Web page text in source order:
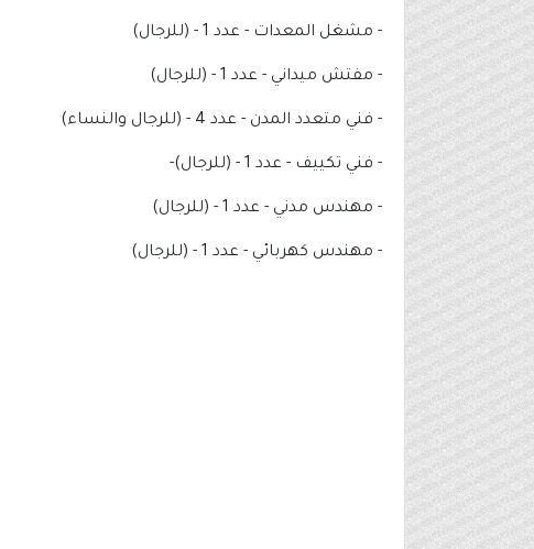
- ⁠مشغل المعدات - عدد 1 - (للرجال)
- ⁠مفتش ميداني - عدد 1 - (للرجال)
- ⁠فني متعدد المدن - عدد 4 - (للرجال والنساء)
- ⁠فني تكييف - عدد 1 - (للرجال)-
- مهندس مدني - عدد 1 - (للرجال)
- ⁠مهندس كهربائي - عدد 1 - (للرجال)